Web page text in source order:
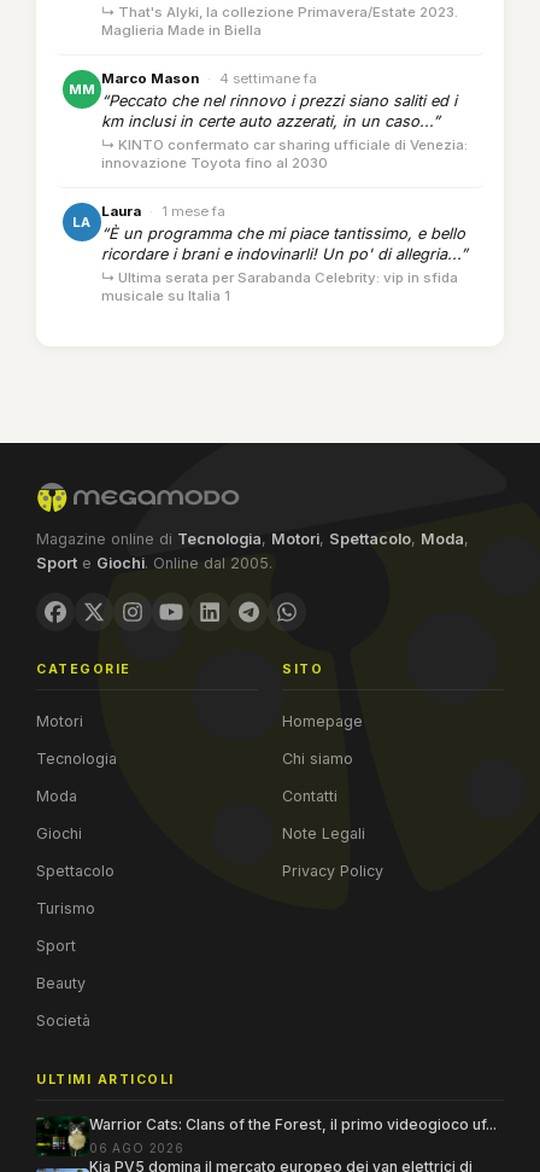
↳ That's Alyki, la collezione Primavera/Estate 2023.
Maglieria Made in Biella
MM
Marco Mason · 4 settimane fa
“Peccato che nel rinnovo i prezzi siano saliti ed i
km inclusi in certe auto azzerati, in un caso...”
↳ KINTO confermato car sharing ufficiale di Venezia:
innovazione Toyota fino al 2030
LA
Laura · 1 mese fa
“È un programma che mi piace tantissimo, e bello
ricordare i brani e indovinarli! Un po' di allegria...”
↳ Ultima serata per Sarabanda Celebrity: vip in sfida
musicale su Italia 1
Magazine online di Tecnologia, Motori, Spettacolo, Moda,
Sport e Giochi. Online dal 2005.
CATEGORIE
Motori
Tecnologia
Moda
Giochi
Spettacolo
Turismo
Sport
Beauty
Società
SITO
Homepage
Chi siamo
Contatti
Note Legali
Privacy Policy
ULTIMI ARTICOLI
Warrior Cats: Clans of the Forest, il primo videogioco uf...
06 AGO 2026
Kia PV5 domina il mercato europeo dei van elettrici di